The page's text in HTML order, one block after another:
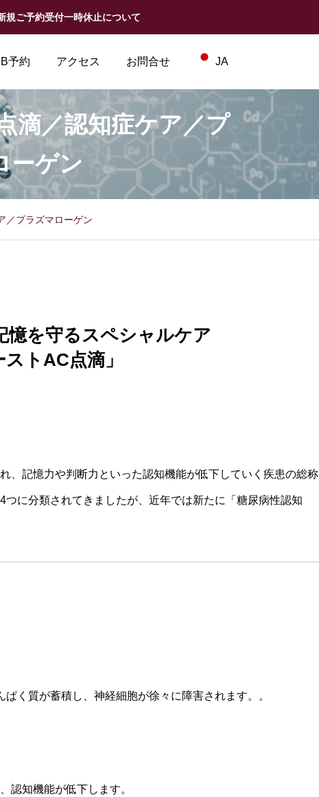
規ご予約受付一時休止について
予約 アクセス お問合せ JA
滴／認知症ケア／プ
ーゲン
／プラズマローゲン
憶を守るスペシャルケア
ストAC点滴」
、記憶力や判断力といった認知機能が低下していく疾患の総称
に分類されてきましたが、近年では新たに「糖尿病性認知
く質が蓄積し、神経細胞が徐々に障害されます。。
認知機能が低下します。